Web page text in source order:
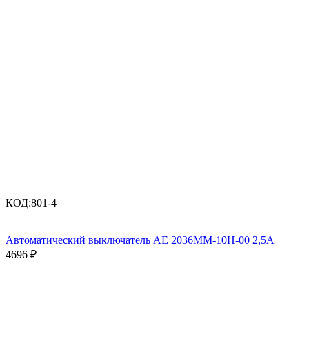
КОД:801-4
Автоматический выключатель АЕ 2036ММ-10Н-00 2,5А
4696 ₽